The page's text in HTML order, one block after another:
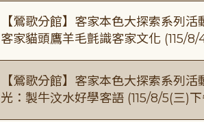
【鶯歌分館】客家本色大探索系列活
客家貓頭鷹羊毛氈識客家文化 (115/
【鶯歌分館】客家本色大探索系列
光：製牛汶水好學客語 (115/8/5(三)